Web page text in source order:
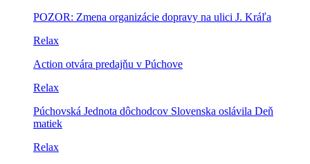
POZOR: Zmena organizácie dopravy na ulici J. Kráľa
Relax
Action otvára predajňu v Púchove
Relax
Púchovská Jednota dôchodcov Slovenska oslávila Deň
matiek
Relax